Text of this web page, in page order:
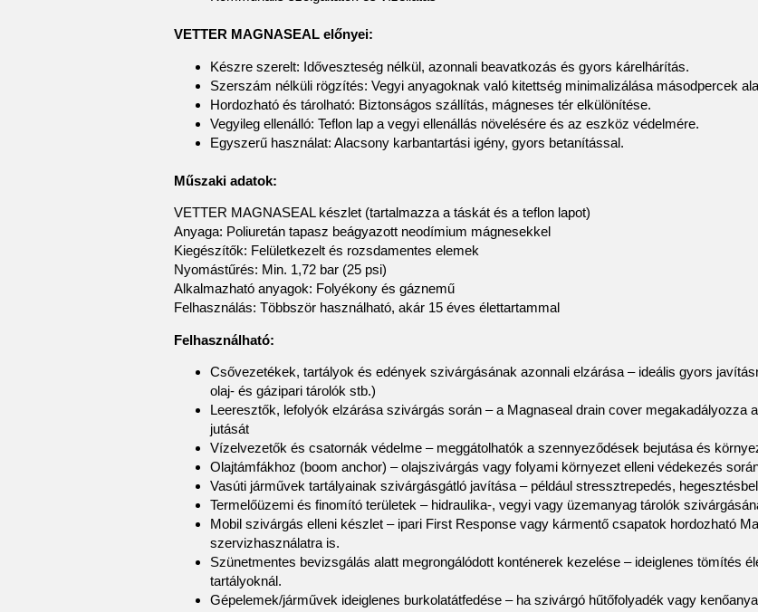
VETTER MAGNASEAL előnyei:
Készre szerelt: Időveszteség nélkül, azonnali beavatkozás és gyors kárelhárítás.
Szerszám nélküli rögzítés: Vegyi anyagoknak való kitettség minimalizálása másodpercek
Hordozható és tárolható: Biztonságos szállítás, mágneses tér elkülönítése.
Vegyileg ellenálló: Teflon lap a vegyi ellenállás növelésére és az eszköz védelmére.
Egyszerű használat: Alacsony karbantartási igény, gyors betanítással.
Műszaki adatok:
VETTER MAGNASEAL készlet (tartalmazza a táskát és a teflon lapot)
Anyaga: Poliuretán tapasz beágyazott neodímium mágnesekkel
Kiegészítők: Felületkezelt és rozsdamentes elemek
Nyomástűrés: Min. 1,72 bar (25 psi)
Alkalmazható anyagok: Folyékony és gáznemű
Felhasználás: Többször használható, akár 15 éves élettartammal
Felhasználható:
Csővezetékek, tartályok és edények szivárgásának azonnali elzárása – ideális gyors
olaj- és gázipari tárolók stb.)
Leeresztők, lefolyók elzárása szivárgás során – a Magnaseal drain cover megakadályozza
jutását
Vízelvezetők és csatornák védelme – meggátolhatók a szennyeződések bejutása és
Olajtámfákhoz (boom anchor) – olajszivárgás vagy folyami környezet elleni védekezés
Vasúti járművek tartályainak szivárgásgátló javítása – például stressztrepedés,
Termelőüzemi és finomító területek – hidraulika-, vegyi vagy üzemanyag tárolók
Mobil szivárgás elleni készlet – ipari First Response vagy kármentő csapatok hordozható
szervizhasználatra is.
Szünetmentes bevizsgálás alatt megrongálódott konténerek kezelése – ideiglenes tömítés
tartályoknál.
Gépelemek/járművek ideiglenes burkolatátfedése – ha szivárgó hűtőfolyadék vagy